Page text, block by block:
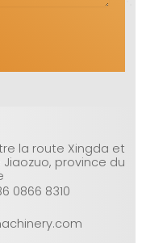
la route Xingda et
Jiaozuo, province du
0866 8310